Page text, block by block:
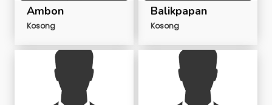
Ambon
Kosong
Balikpapan
Kosong